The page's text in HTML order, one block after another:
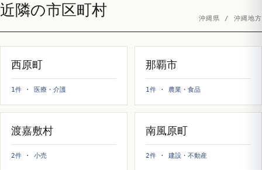
近隣の市区町村 沖縄県 / 沖縄地方
西原町
1件 · 医療・介護
那覇市
1件 · 農業・食品
渡嘉敷村
2件 · 小売
南風原町
2件 · 建設・不動産